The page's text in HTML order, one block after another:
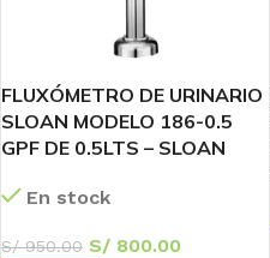
FLUXÓMETRO DE URINARIO
SLOAN MODELO 186-0.5
GPF DE 0.5LTS – SLOAN
En stock
S/950.00 S/ 800.00